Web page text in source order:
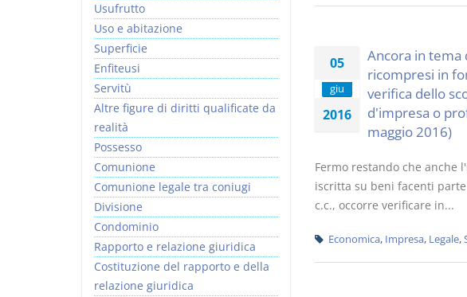
05
giu
2016
Ancora in tema
ricompresi in
verifica dello
d'impresa o
maggio 2016)
Fermo restando che anche
iscritta su beni facenti
c.c., occorre verificare in...
Economica, Impresa, Legale,
Usufrutto
Uso e abitazione
Superficie
Enfiteusi
Servitù
Altre figure di diritti qualificate da
realità
Possesso
Comunione
Comunione legale tra coniugi
Divisione
Condominio
Rapporto e relazione giuridica
Costituzione del rapporto e della
relazione giuridica